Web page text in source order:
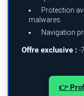
Protection
malwares
Navigation
Offre exclusive : -
👉